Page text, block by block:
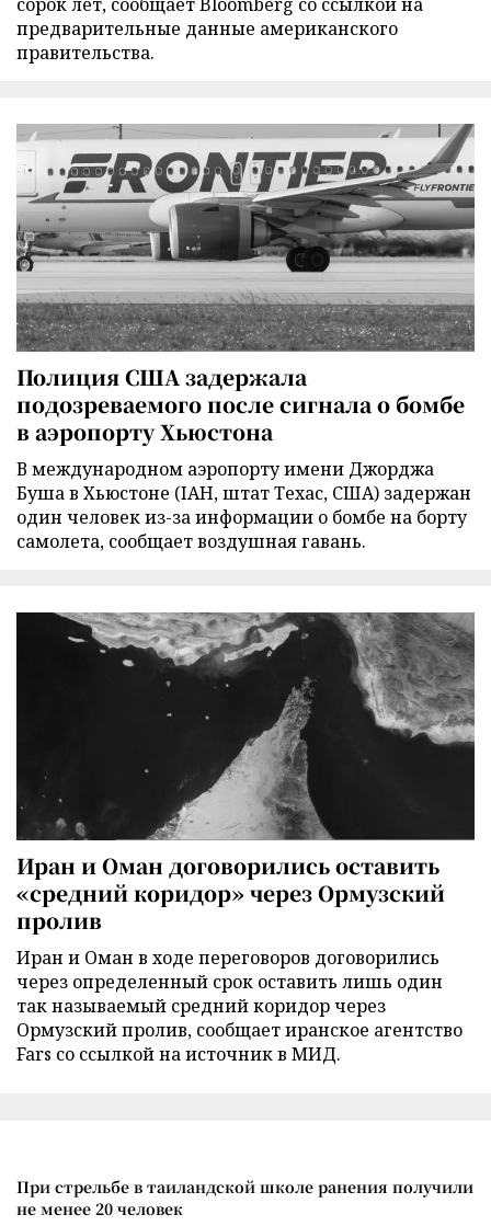
предварительные данные американского
правительства.
Полиция США задержала
подозреваемого после сигнала о бомбе
в аэропорту Хьюстона
В международном аэропорту имени Джорджа
Буша в Хьюстоне (IAH, штат Техас, США) задержан
один человек из-за информации о бомбе на борту
самолета, сообщает воздушная гавань.
Иран и Оман договорились оставить
«средний коридор» через Ормузский
пролив
Иран и Оман в ходе переговоров договорились
через определенный срок оставить лишь один
так называемый средний коридор через
Ормузский пролив, сообщает иранское агентство
Fars со ссылкой на источник в МИД.
При стрельбе в таиландской школе ранения получили
не менее 20 человек